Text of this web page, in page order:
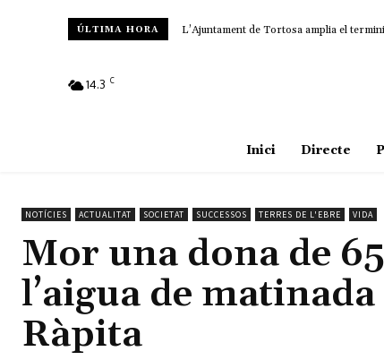
ÚLTIMA HORA L’Ajuntament de Tortosa amplia el
Amposta recupera les Cases del
14.3 C
Inici Directe
NOTÍCIES ACTUALITAT SOCIETAT SUCCESSOS TERRES DE L'EBRE VIDA
Mor una dona de
l’aigua de
Ràpita